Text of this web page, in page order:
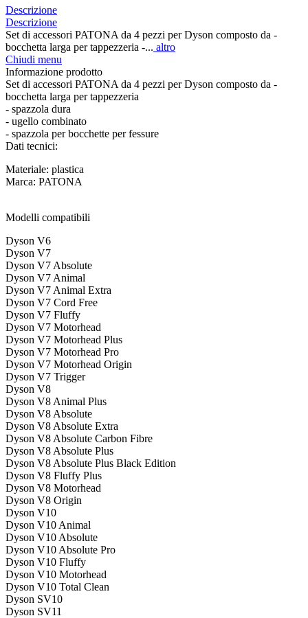
Descrizione
Descrizione
Set di accessori PATONA da 4 pezzi per Dyson composto da -
bocchetta larga per tappezzeria -... altro
Chiudi menu
Informazione prodotto
Set di accessori PATONA da 4 pezzi per Dyson composto da -
bocchetta larga per tappezzeria
- spazzola dura
- ugello combinato
- spazzola per bocchette per fessure
Dati tecnici:
Materiale: plastica
Marca: PATONA
Modelli compatibili
Dyson V6
Dyson V7
Dyson V7 Absolute
Dyson V7 Animal
Dyson V7 Animal Extra
Dyson V7 Cord Free
Dyson V7 Fluffy
Dyson V7 Motorhead
Dyson V7 Motorhead Plus
Dyson V7 Motorhead Pro
Dyson V7 Motorhead Origin
Dyson V7 Trigger
Dyson V8
Dyson V8 Animal Plus
Dyson V8 Absolute
Dyson V8 Absolute Extra
Dyson V8 Absolute Carbon Fibre
Dyson V8 Absolute Plus
Dyson V8 Absolute Plus Black Edition
Dyson V8 Fluffy Plus
Dyson V8 Motorhead
Dyson V8 Origin
Dyson V10
Dyson V10 Animal
Dyson V10 Absolute
Dyson V10 Absolute Pro
Dyson V10 Fluffy
Dyson V10 Motorhead
Dyson V10 Total Clean
Dyson SV10
Dyson SV11